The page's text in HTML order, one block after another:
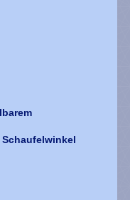
Schaufelwinkel